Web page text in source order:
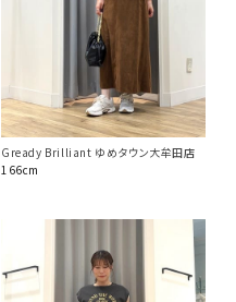
Gready Brilliant ゆめタウン大牟田店
166cm